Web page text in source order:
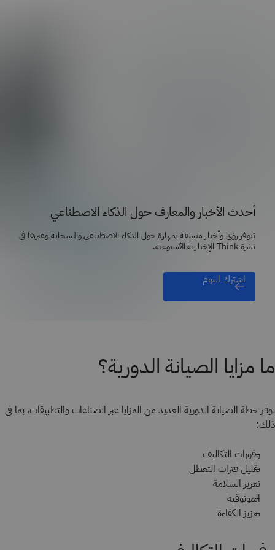
أحدث الأخبار والمعارف حول الذكاء الاصطناعي
تتوفر رؤى وأخبار منسقة بمهارة حول الذكاء الاصطناعي والسحابة وغيرها في
نشرة Think الإخبارية الأسبوعية.
اشترك اليوم
ما مزايا الصيانة الدورية؟
توفر خطة الصيانة الدورية العديد من المزايا عبر الصناعات والتطبيقات، بما في
ذلك:
وفورات التكاليف
تقليل فترات التعطل
تعزيز السلامة
الموثوقية
تعزيز الكفاءة